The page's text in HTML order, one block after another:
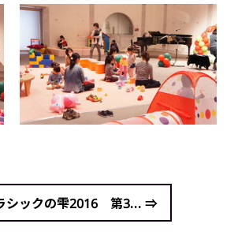
シックの雫2016 第3... ⇒